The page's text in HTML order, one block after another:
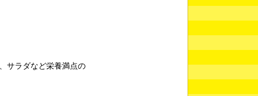
サラダなど栄養満点の